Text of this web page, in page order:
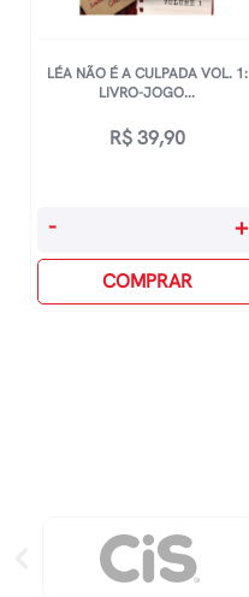
LÉA NÃO É A CULPADA VOL. 1:
LIVRO-JOGO...
R$39,90
Léa
A
Destacáveis
quantidade
- +
COMPRAR